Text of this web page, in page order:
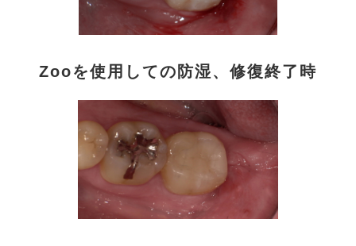
Zooを使用しての防湿、修復終了時